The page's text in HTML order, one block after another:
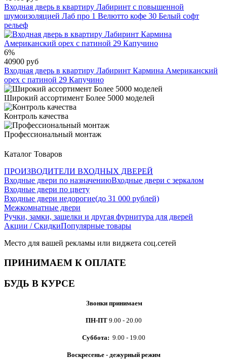
Входная дверь в квартиру Лабиринт с повышенной
шумоизоляцией Лаб про 1 Велютто кофе 30 Белый софт
рельеф
6%
40900 руб
Входная дверь в квартиру Лабиринт Кармина Американский
орех с патиной 29 Капучино
Широкий ассортимент Более 5000 моделей
Контроль качества
Профессиональный монтаж
Каталог Товаров
ПРОИЗВОДИТЕЛИ ВХОДНЫХ ДВЕРЕЙ
Входные двери по назначениюВходные двери с зеркалом
Входные двери по цвету
Входные двери недорогие(до 31 000 рублей)
Межкомнатные двери
Ручки, замки, защелки и другая фурнитура для дверей
Акции / СкидкиПопулярные товары
Место для вашей рекламы или виджета соц.сетей
ПРИНИМАЕМ К ОПЛАТЕ
БУДЬ В КУРСЕ
Звонки принимаем
ПН-ПТ 9.00 - 20.00
Суббота: 9.00 - 19.00
Воскресенье - дежурный режим